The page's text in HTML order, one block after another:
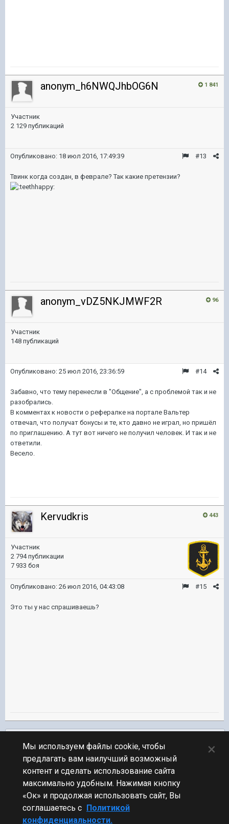
1 841
anonym_h6NWQJhbOG6N
Участник
2 129 публикаций
#13
Опубликовано: 18 июл 2016, 17:49:39
Твинк когда создан, в феврале? Так какие претензии?
96
anonym_vDZ5NKJMWF2R
Участник
148 публикаций
#14
Опубликовано: 25 июл 2016, 23:36:59
Забавно, что тему перенесли в "Общение", а с проблемой так и не
разобрались.
В комментах к новости о рефералке на портале Вальтер
отвечал, что получат бонусы и те, кто давно не играл, но пришёл
по приглашению. А тут вот ничего не получил человек. И так и не
ответили.
Весело.
443
Kervudkris
Участник
2 794 публикации
7 933 боя
#15
Опубликовано: 26 июл 2016, 04:43:08
Это ты у нас спрашиваешь?
ПЕРЕЙТИ К СПИСКУ ТЕМ
Обсуждение Мира Кораблей
Стиль
Мы используем файлы cookie, чтобы
предлагать вам наилучший возможный
контент и сделать использование сайта
максимально удобным. Нажимая кнопку
«Ок» и продолжая использовать сайт, Вы
соглашаетесь с Политикой
конфиденциальности.
×